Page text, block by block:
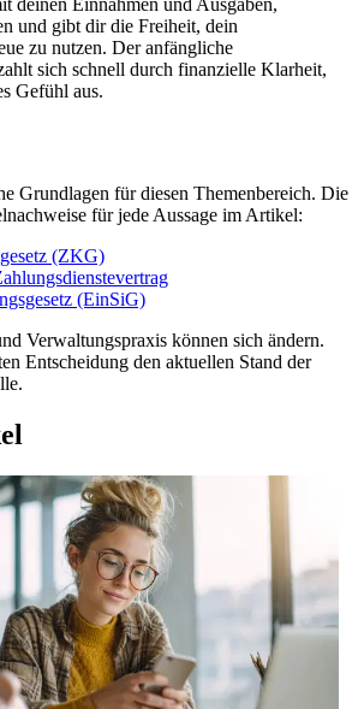
deinen Einnahmen und Ausgaben,
und gibt dir die Freiheit, dein
zu nutzen. Der anfängliche
sich schnell durch finanzielle Klarheit,
Gefühl aus.
Grundlagen für diesen Themenbereich. Die
für jede Aussage im Artikel:
(ZKG)
(EinSiG)
Verwaltungspraxis können sich ändern.
Entscheidung den aktuellen Stand der